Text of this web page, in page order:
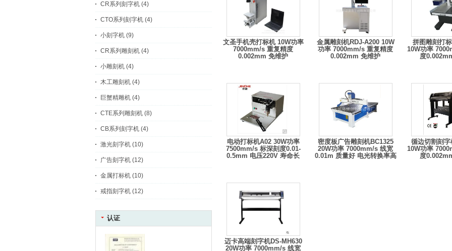
CR系列刻字机 (4)
CTO系列刻字机 (4)
小刻字机 (9)
CR系列雕刻机 (4)
小雕刻机 (4)
木工雕刻机 (4)
巨蟹精雕机 (4)
CTE系列雕刻机 (8)
CB系列刻字机 (4)
激光刻字机 (10)
广告刻字机 (12)
金属打标机 (10)
戒指刻字机 (12)
认证
文圣手机壳打标机 10W功率
7000mm/s 重复精度
0.002mm 免维护
金属雕刻机RDJ-A200 10W
功率 7000mm/s 重复精度
0.002mm 免维护
拼图雕刻打
10W功率
度
电动打标机A02 30W功率
7500mm/s 标深刻度0.01-
0.5mm 电压220V 寿命长
密度板广告雕刻机BC1325
20W功率 7000mm/s 线宽
0.01m 质量好 电光转换率高
循边切割刻
10W功率
度
迈卡高端刻字机DS-MH630
20W功率 7000mm/s 线宽